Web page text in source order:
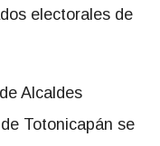
electorales de
Alcaldes
Totonicapán se